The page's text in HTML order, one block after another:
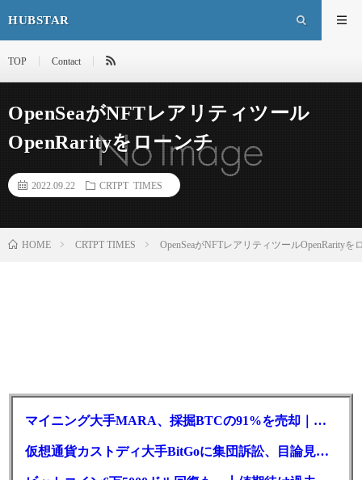
HUBSTAR
TOP Contact
OpenSeaがNFTレアリティツール
OpenRarityをローンチ
2022.09.22 CRTPT TIMES
HOME CRTPT TIMES OpenSeaがNFTレアリティツールOpenRarityを
マイニング大手MARA、採掘BTCの91%を売却｜純損失6億ドル
仮想通貨カストディ大手BitGoに集団訴訟、目論見書が争点に